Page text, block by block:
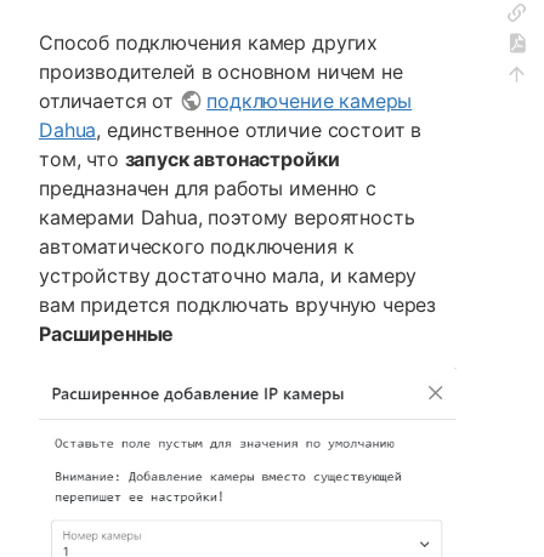
Способ подключения камер других
производителей в основном ничем не
отличается от
подключение камеры
Dahua, единственное отличие состоит в
том, что запуск автонастройки
предназначен для работы именно с
камерами Dahua, поэтому вероятность
автоматического подключения к
устройству достаточно мала, и камеру
вам придется подключать вручную через
Расширенные